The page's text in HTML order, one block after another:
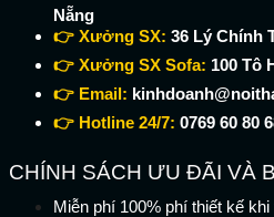
Nẵng
👉 Xưởng SX: 36 Lý Chính
👉 Xưởng SX Sofa: 100 Tô
👉 Email:
👉 Hotline 24/7: 0769 60 80
CHÍNH SÁCH ƯU ĐÃI VÀ
Miễn phí 100% phí thiết kế khi